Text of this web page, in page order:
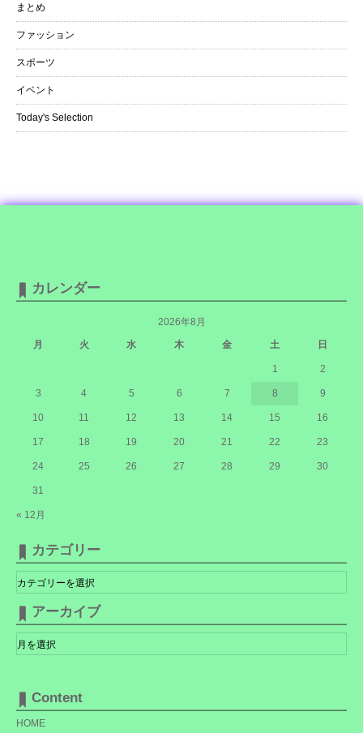
まとめ
ファッション
スポーツ
イベント
Today's Selection
カレンダー
2026年8月
月
火 水 木 金 土 日
« 12月
1 2
3 4 5 6 7 8 9
10 11 12 13 14 15 16
17 18 19 20 21 22 23
24 25 26 27 28 29 30
31
カテゴリー
カ
テ
ゴ
リ
アーカイブ
ア
ー
カ
Content
HOME